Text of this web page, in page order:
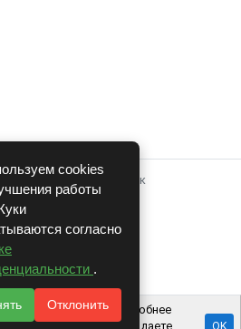
для авторазборок
CARRO.БИЗНЕС
Полная версия
2026 г.
v1.1.24
cookies
работы
согласно
.
Отклонить
чтобы вам было удобнее
Используя наш сайт, вы даете
OK